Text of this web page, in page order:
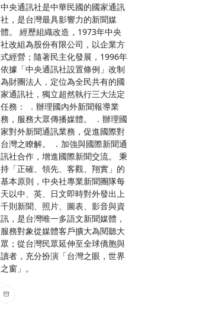
中央通訊社是中華民國的國家通訊
社，是台灣最具影響力的新聞媒
體。 經歷組織改造，1973年中央
社改組為股份有限公司，以企業方
式經營；隨著民主化發展，1996年
依據「中央通訊社設置條例」改制
為財團法人，定位為全民共有的國
家通訊社，獨立超然執行三大法定
任務： ．辦理國內外新聞報導業
務，服務大眾傳播媒體。 ．辦理國
家對外新聞通訊業務，促進國際對
台灣之瞭解。 ．加強與國際新聞通
訊社合作，增進國際新聞交流。 秉
持「正確、領先、客觀、翔實」的
基本原則，中央社專業新聞團隊每
天以中、英、日文即時對外發出上
千則新聞、照片、圖表、影音與資
訊，是台灣唯一多語文新聞媒體，
服務對象從媒體客戶擴大為閱聽大
眾；從台灣民眾延伸至全球僑胞與
讀者，充分扮演「台灣之眼，世界
之窗」。